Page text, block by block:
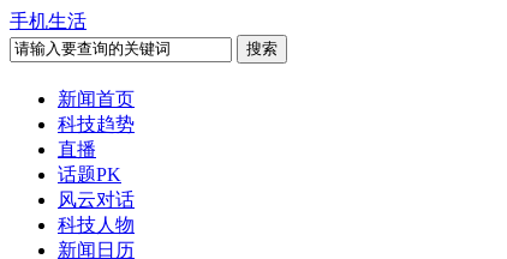
手机生活
新闻首页
科技趋势
直播
话题PK
风云对话
科技人物
新闻日历